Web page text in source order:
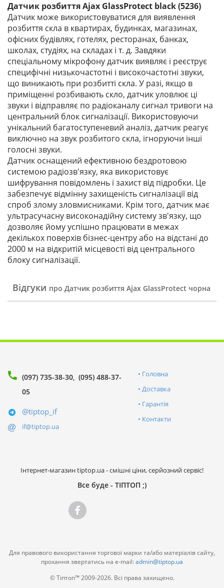
Датчик розбиття Ajax GlassProtect black (5236)
Датчик може використовуватися для виявлення
розбиття скла в квартирах, будинках, магазинах,
офісних будівлях, готелях, ресторанах, банках,
школах, студіях, на складах і т. д. Завдяки
спеціальному мікрофону датчик виявляє і реєструє
специфічні низькочастотні і високочастотні звуки,
що виникають при розбитті скла. У разі, якщо в
приміщенні розбивають скло, датчик уловлює ці
звуки і відправляє по радіоканалу сигнал тривоги на
центральний блок сигналізації. Використовуючи
унікальний багатоступеневий аналіз, датчик реагує
виключно на звук розбитого скла, ігноруючи інші
голосні звуки.
Датчик оснащений ефективною бездротовою
системою радіозв'язку, яка використовує
шифрування повідомлень і захист від підробки. Це
забезпечує відмінну захищеність сигналізації від
спроб злому зловмисниками. Крім того, датчик має
ультрасучасну високонадійну систему зв'язку, що
дозволяє йому успішно працювати в межах
декількох поверхів бізнес-центру або на відстані до
2000 м на відкритій місцевості від центрального
блоку сигналізації.
Відгуки про Датчик розбиття Ajax GlassProtect чорна
(097) 735-38-30 (095) 488-37-
05
@tiptop_if
if@tiptop.ua
Головна
Доставка
Гарантія
Контакти
Інтернет-магазин tiptop.ua - смішні ціни, серйозний сервіс!
Все буде - ТІПТОП ;)
Для правового використання торгової марки та/або матеріалів сайту,
прохання звертатись на e-mail:admin@tiptop.ua
© Тіптоп™ 2009-2026. Всі права захищено.